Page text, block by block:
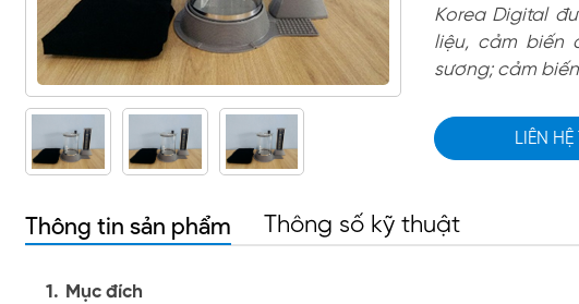
Korea Digital
liệu, cảm biến
sương; cảm
LIÊN
Thông tin sản phẩm Thông số kỹ thuật
1. Mục đích